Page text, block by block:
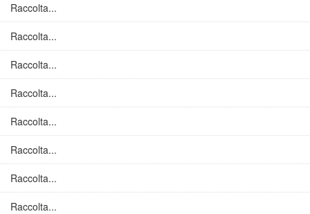
Raccolta...
Raccolta...
Raccolta...
Raccolta...
Raccolta...
Raccolta...
Raccolta...
Raccolta...